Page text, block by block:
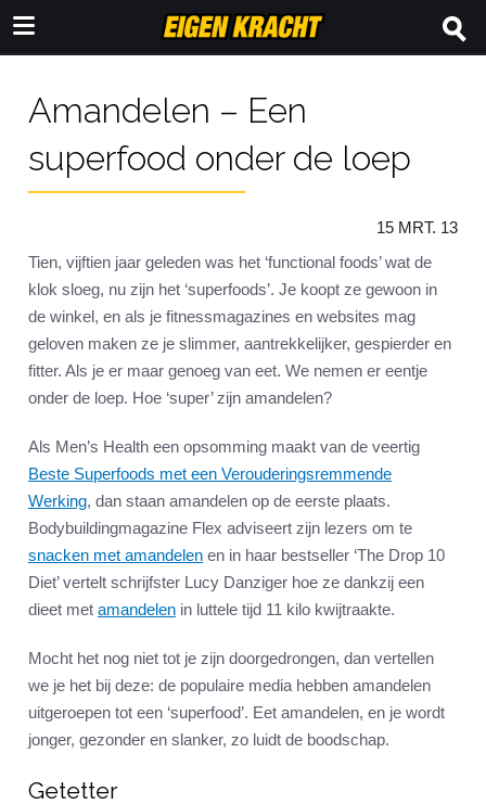
Amandelen – Een
superfood onder de loep
15 MRT. 13
Tien, vijftien jaar geleden was het ‘functional foods’ wat de
klok sloeg, nu zijn het ‘superfoods’. Je koopt ze gewoon in
de winkel, en als je fitnessmagazines en websites mag
geloven maken ze je slimmer, aantrekkelijker, gespierder en
fitter. Als je er maar genoeg van eet. We nemen er eentje
onder de loep. Hoe ‘super’ zijn amandelen?
Als Men’s Health een opsomming maakt van de veertig
Beste Superfoods met een Verouderingsremmende
Werking, dan staan amandelen op de eerste plaats.
Bodybuildingmagazine Flex adviseert zijn lezers om te
snacken met amandelen en in haar bestseller ‘The Drop 10
Diet’ vertelt schrijfster Lucy Danziger hoe ze dankzij een
dieet met amandelen in luttele tijd 11 kilo kwijtraakte.
Mocht het nog niet tot je zijn doorgedrongen, dan vertellen
we je het bij deze: de populaire media hebben amandelen
uitgeroepen tot een ‘superfood’. Eet amandelen, en je wordt
jonger, gezonder en slanker, zo luidt de boodschap.
Getetter